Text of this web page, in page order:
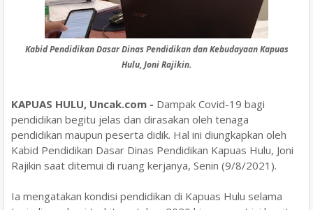
Kabid Pendidikan Dasar Dinas Pendidikan dan Kebudayaan Kapuas
Hulu, Joni Rajikin.
KAPUAS HULU, Uncak.com - Dampak Covid-19 bagi
pendidikan begitu jelas dan dirasakan oleh tenaga
pendidikan maupun peserta didik. Hal ini diungkapkan oleh
Kabid Pendidikan Dasar Dinas Pendidikan Kapuas Hulu, Joni
Rajikin saat ditemui di ruang kerjanya, Senin (9/8/2021).
Ia mengatakan kondisi pendidikan di Kapuas Hulu selama